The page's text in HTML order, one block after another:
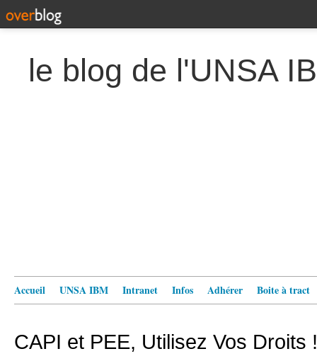
le blog de l'UNSA
Accueil UNSA IBM Intranet Infos Adhérer Boite à tract
CAPI et PEE, Utilisez Vos Droits